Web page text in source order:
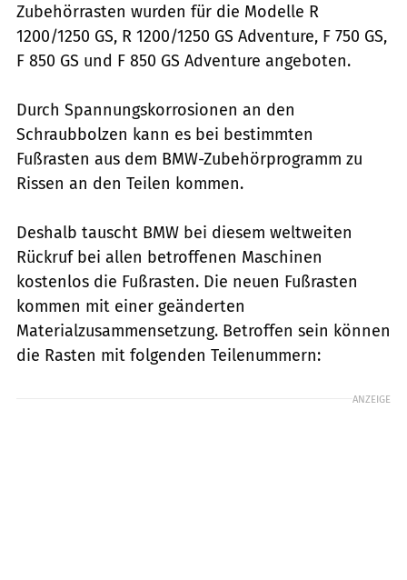
Zubehörrasten wurden für die Modelle R
1200/1250 GS, R 1200/1250 GS Adventure, F 750 GS,
F 850 GS und F 850 GS Adventure angeboten.
Durch Spannungskorrosionen an den
Schraubbolzen kann es bei bestimmten
Fußrasten aus dem BMW-Zubehörprogramm zu
Rissen an den Teilen kommen.
Deshalb tauscht BMW bei diesem weltweiten
Rückruf bei allen betroffenen Maschinen
kostenlos die Fußrasten. Die neuen Fußrasten
kommen mit einer geänderten
Materialzusammensetzung. Betroffen sein können
die Rasten mit folgenden Teilenummern:
ANZEIGE